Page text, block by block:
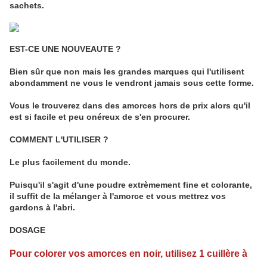
sachets.
EST-CE UNE NOUVEAUTE ?
Bien sûr que non mais les grandes marques qui l'utilisent
abondamment ne vous le vendront jamais sous cette forme.
Vous le trouverez dans des amorces hors de prix alors qu'il
est si facile et peu onéreux de s'en procurer.
COMMENT L'UTILISER ?
Le plus facilement du monde.
Puisqu'il s'agit d'une poudre extrèmement fine et colorante,
il suffit de la mélanger à l'amorce et vous mettrez vos
gardons à l'abri.
DOSAGE
Pour colorer vos amorces en noir, utilisez 1 cuillère à